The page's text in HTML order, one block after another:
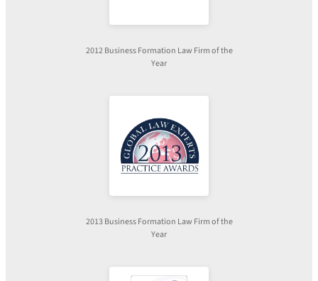
2012 Business Formation Law Firm of the
Year
2013 Business Formation Law Firm of the
Year